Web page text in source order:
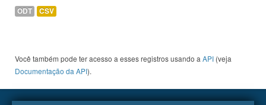
ODT CSV
Você também pode ter acesso a esses registros usando a API (veja
Documentação da API).